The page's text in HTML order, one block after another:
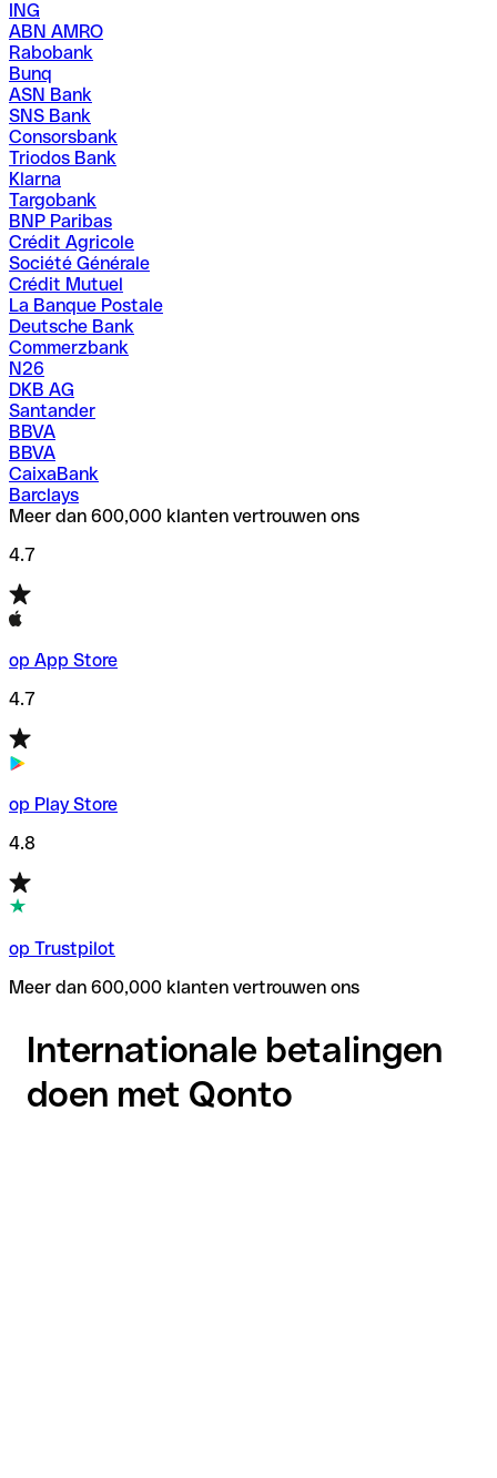
ING
ABN AMRO
Rabobank
Bunq
ASN Bank
SNS Bank
Consorsbank
Triodos Bank
Klarna
Targobank
BNP Paribas
Crédit Agricole
Société Générale
Crédit Mutuel
La Banque Postale
Deutsche Bank
Commerzbank
N26
DKB AG
Santander
BBVA
BBVA
CaixaBank
Barclays
Meer dan 600,000 klanten vertrouwen ons
4.7
op App Store
4.7
op Play Store
4.8
op Trustpilot
Meer dan 600,000 klanten vertrouwen ons
Internationale betalingen
doen met Qonto